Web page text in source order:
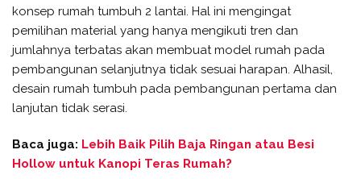
konsep rumah tumbuh 2 lantai. Hal ini mengingat
pemilihan material yang hanya mengikuti tren dan
jumlahnya terbatas akan membuat model rumah pada
pembangunan selanjutnya tidak sesuai harapan. Alhasil,
desain rumah tumbuh pada pembangunan pertama dan
lanjutan tidak serasi.
Baca juga: Lebih Baik Pilih Baja Ringan atau Besi
Hollow untuk Kanopi Teras Rumah?